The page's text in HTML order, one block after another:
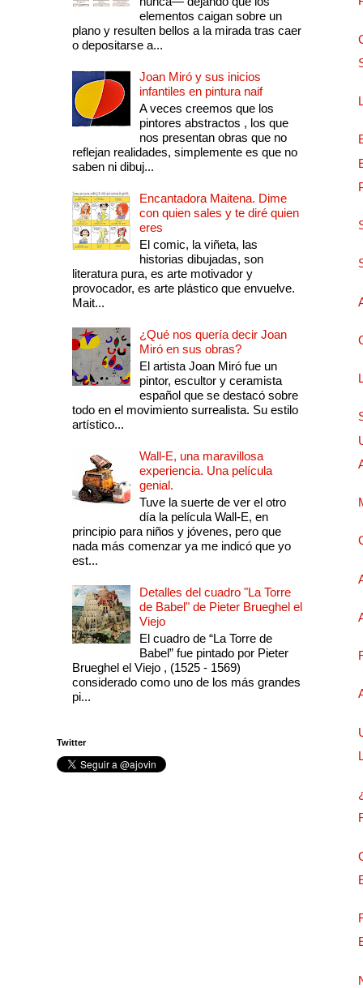
elementos caigan sobre un
plano y resulten bellos a la mirada tras caer
o depositarse a...
Joan Miró y sus inicios
infantiles en pintura naif
A veces creemos que los
pintores abstractos , los que
nos presentan obras que no
reflejan realidades, simplemente es que no
saben ni dibuj...
Encantadora Maitena. Dime
con quien sales y te diré quien
eres
El comic, la viñeta, las
historias dibujadas, son
literatura pura, es arte motivador y
provocador, es arte plástico que envuelve.
Mait...
¿Qué nos quería decir Joan
Miró en sus obras?
El artista Joan Miró fue un
pintor, escultor y ceramista
español que se destacó sobre
todo en el movimiento surrealista. Su estilo
artístico...
Wall-E, una maravillosa
experiencia. Una película
genial.
Tuve la suerte de ver el otro
día la película Wall-E, en
principio para niños y jóvenes, pero que
nada más comenzar ya me indicó que yo
est...
Detalles del cuadro "La Torre
de Babel" de Pieter Brueghel el
Viejo
El cuadro de “La Torre de
Babel” fue pintado por Pieter
Brueghel el Viejo , (1525 - 1569)
considerado como uno de los más grandes
pi...
Twitter